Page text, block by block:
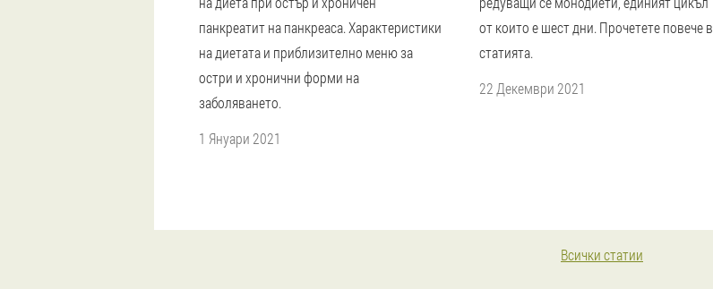
панкреатит на панкреаса. Характеристики
на диетата и приблизително меню за
остри и хронични форми на
заболяването.
1 Януари 2021
от които е шест дни. Прочетете повече в
статията.
22 Декември 2021
Всички статии